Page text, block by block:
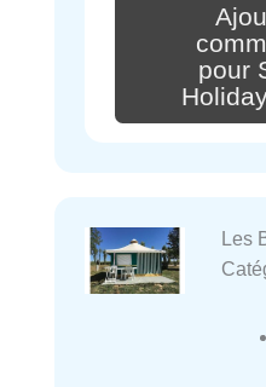
pour
Les